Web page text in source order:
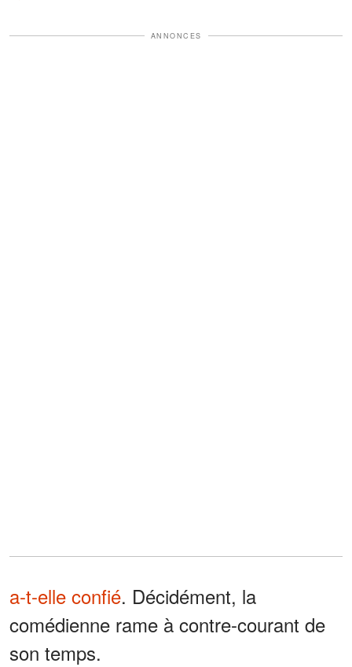
ANNONCES
a-t-elle confié. Décidément, la
comédienne rame à contre-courant de
son temps.